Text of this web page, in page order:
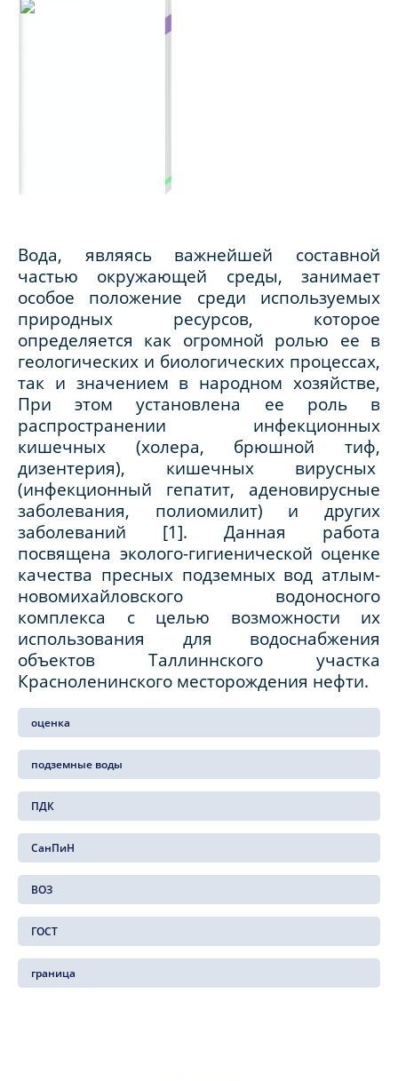
Вода, являясь важнейшей составной
частью окружающей среды, занимает
особое положение среди используемых
природных ресурсов, которое
определяется как огромной ролью ее в
геологических и биологических процессах,
так и значением в народном хозяйстве,
При этом установлена ее роль в
распространении инфекционных
кишечных (холера, брюшной тиф,
дизентерия), кишечных вирусных
(инфекционный гепатит, аденовирусные
заболевания, полиомилит) и других
заболеваний [1]. Данная работа
посвящена эколого-гигиенической оценке
качества пресных подземных вод атлым-
новомихайловского водоносного
комплекса с целью возможности их
использования для водоснабжения
объектов Таллиннского участка
Красноленинского месторождения нефти.
оценка
подземные воды
ПДК
СанПиН
ВОЗ
ГОСТ
граница